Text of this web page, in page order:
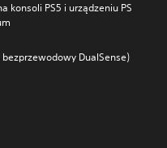
konsoli PS5 i urządzeniu PS
DualSense)